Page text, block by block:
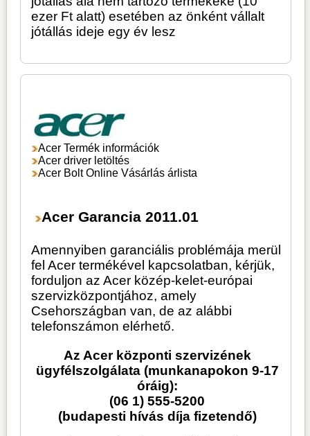
ezer Ft alatt) esetében az önként vállalt
jótállás ideje egy év lesz
Acer Termék információk
Acer driver letöltés
Acer Bolt Online Vásárlás árlista
Acer Garancia 2011.01
Amennyiben garanciális problémája merül
fel Acer termékével kapcsolatban, kérjük,
forduljon az Acer közép-kelet-európai
szervizközpontjához, amely
Csehországban van, de az alábbi
telefonszámon elérhető.
Az Acer központi szervizének
ügyfélszolgálata (munkanapokon 9-17
óráig):
(06 1) 555-5200
(budapesti hívás díja fizetendő)